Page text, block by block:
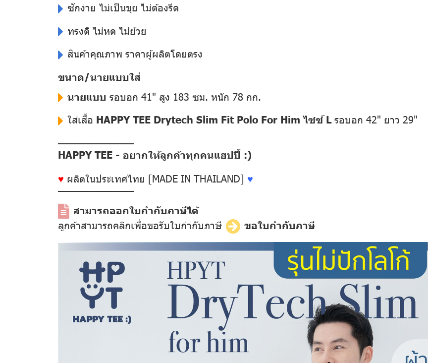
ซักง่าย ไม่เป็นขุย ไม่ต้องรีด
ทรงดี ไม่หด ไม่ย้วย
สินค้าคุณภาพ ราคาผู้ผลิตโดยตรง
ขนาด/นายแบบใส่
นายแบบ รอบอก 41" สูง 183 ซม. หนัก 78 กก.
ใส่เสื้อ HAPPY TEE Drytech Slim Fit Polo For Him ไซซ์ Lรอบอก 42" ยาว 29"
––––––––––––––
HAPPY TEE - อยากให้ลูกค้าทุกคนแฮปปี้ :)
♥ ผลิตในประเทศไทย [MADE IN THAILAND] ♥
––––––––––––––
สามารถออกใบกำกับภาษีได้
ลูกค้าสามารถคลิกเพื่อขอรับใบกำกับภาษี
ขอใบกำกับภาษี